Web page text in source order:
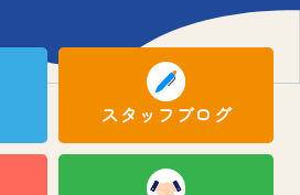
スタッフブログ